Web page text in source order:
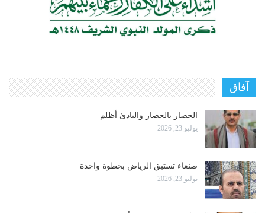
آفاق
الحصار بالحصار والبادئ أظلم
يوليو 23, 2026
صنعاء تستبق الرياض بخطوة واحدة
يوليو 23, 2026